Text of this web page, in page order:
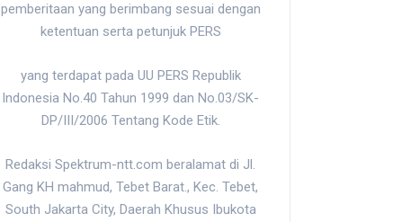
pemberitaan yang berimbang sesuai dengan
ketentuan serta petunjuk PERS
yang terdapat pada UU PERS Republik
Indonesia No.40 Tahun 1999 dan No.03/SK-
DP/III/2006 Tentang Kode Etik.
Redaksi Spektrum-ntt.com beralamat di Jl.
Gang KH mahmud, Tebet Barat., Kec. Tebet,
South Jakarta City, Daerah Khusus Ibukota